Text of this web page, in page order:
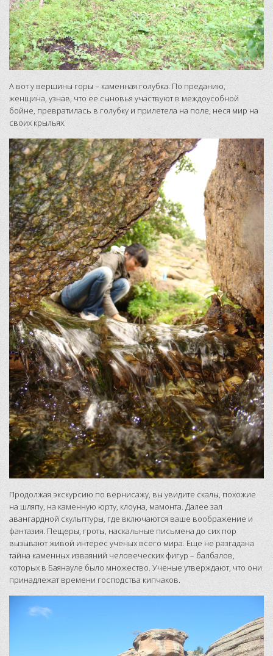
А вот у вершины горы – каменная голубка. По преданию,
женщина, узнав, что ее сыновья участвуют в междоусобной
бойне, превратилась в голубку и прилетела на поле, неся мир на
своих крыльях.
Продолжая экскурсию по вернисажу, вы увидите скалы, похожие
на шляпу, на каменную юрту, клоуна, мамонта. Далее зал
авангардной скульптуры, где включаются ваше воображение и
фантазия. Пещеры, гроты, наскальные письмена до сих пор
вызывают живой интерес ученых всего мира. Еще не разгадана
тайна каменных изваяний человеческих фигур – балбалов,
которых в Баянауле было множество. Ученые утверждают, что они
принадлежат времени господства кипчаков.